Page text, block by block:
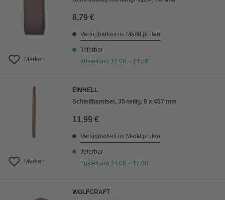
Merken
8,79 €
Verfügbarkeit im Markt prüfen
lieferbar
Zustellung 12.08. - 14.08.
Merken
EINHELL
Schleifbandset, 35-teilig, 9 x 457 mm
11,99 €
Verfügbarkeit im Markt prüfen
lieferbar
Zustellung 14.08. - 17.08.
WOLFCRAFT